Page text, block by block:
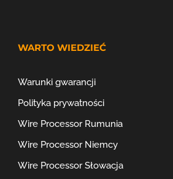
WARTO WIEDZIEĆ
Warunki gwarancji
Polityka prywatności
Wire Processor Rumunia
Wire Processor Niemcy
Wire Processor Słowacja